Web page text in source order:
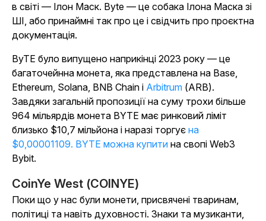
в світі — Ілон Маск. Byte — це собака Ілона Маска зі
ШІ, або принаймні так про це і свідчить про проєктна
документація.
ByTE було випущено наприкінці 2023 року — це
багаточейнна монета, яка представлена на Base,
Ethereum, Solana, BNB Chain і Arbitrum (ARB).
Завдяки загальній пропозиції на суму трохи більше
964 мільярдів монета BYTE має ринковий ліміт
близько $10,7 мільйона і наразі торгує на
$0,00001109. BYTE можна купити на свопі Web3
Bybit.
CoinYe West (COINYE)
Поки що у нас були монети, присвячені тваринам,
політиці та навіть духовності. Знаки та музиканти,